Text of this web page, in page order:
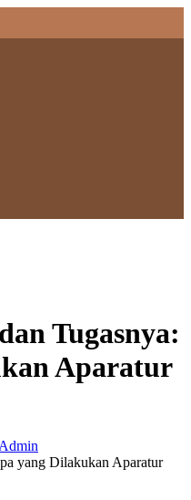
Tugasnya:
Aparatur
Admin